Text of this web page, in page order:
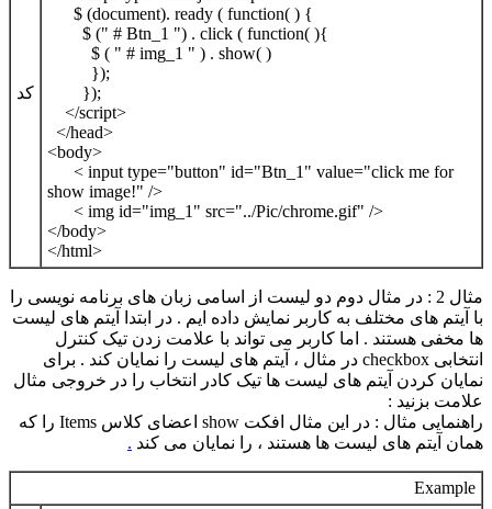
$ (document). ready ( function( ) {
$ (" # Btn_1 ") . click ( function( ){
$ ( " # img_1 " ) . show( )
});
});
</script>
</head>
<body>
< input type="button" id="Btn_1" value="click me for
show image!" />
< img id="img_1" src="../Pic/chrome.gif" />
</body>
</html>
کد
مثال 2
: در مثال دوم دو لیست از اسامی زبان های برنامه نویسی را
با آیتم های مختلف به کاربر نمایش داده ایم . در ابتدا آیتم های لیست
ها مخفی هستند . اما کاربر می تواند با علامت زدن تیک کنترل
انتخابی checkbox در مثال ، آیتم های لیست را نمایان کند . برای
نمایان کردن آیتم های لیست ها تیک کادر انتخاب را در خروجی مثال
علامت بزنید :
راهنمایی مثال :
در این مثال افکت show اعضای کلاس Items را که
همان آیتم های لیست ها هستند ، را نمایان می کند .
Example